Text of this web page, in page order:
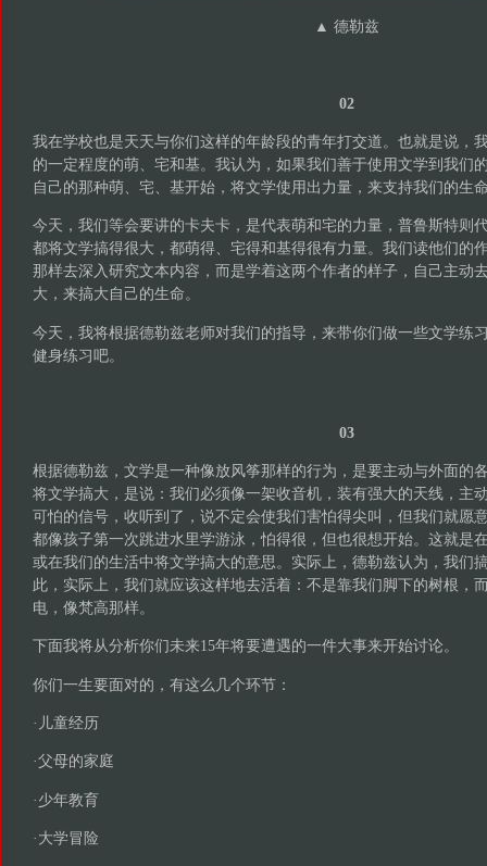
▲ 德勒兹
02
我在学校也是天天与你们这样的年龄段的青年打交道。也就是说，
的一定程度的萌、宅和基。我认为，如果我们善于使用文学到我们
自己的那种萌、宅、基开始，将文学使用出力量，来支持我们的生
今天，我们等会要讲的卡夫卡，是代表萌和宅的力量，普鲁斯特则
都将文学搞得很大，都萌得、宅得和基得很有力量。我们读他们的
那样去深入研究文本内容，而是学着这两个作者的样子，自己主动
大，来搞大自己的生命。
今天，我将根据德勒兹老师对我们的指导，来带你们做一些文学练
健身练习吧。
03
根据德勒兹，文学是一种像放风筝那样的行为，是要主动与外面的
将文学搞大，是说：我们必须像一架收音机，装有强大的天线，主
可怕的信号，收听到了，说不定会使我们害怕得尖叫，但我们就愿
都像孩子第一次跳进水里学游泳，怕得很，但也很想开始。这就是
或在我们的生活中将文学搞大的意思。实际上，德勒兹认为，我们
此，实际上，我们就应该这样地去活着：不是靠我们脚下的树根，
电，像梵高那样。
下面我将从分析你们未来15年将要遭遇的一件大事来开始讨论。
你们一生要面对的，有这么几个环节：
·儿童经历
·父母的家庭
·少年教育
·大学冒险